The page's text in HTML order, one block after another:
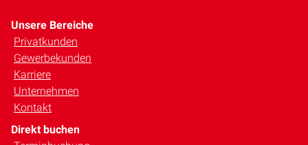
Unsere Bereiche
Privatkunden
Gewerbekunden
Karriere
Unternehmen
Kontakt
Direkt buchen